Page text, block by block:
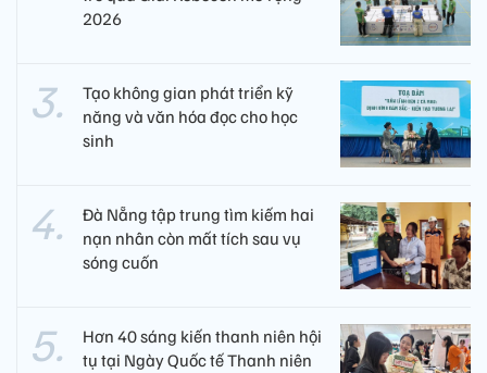
2026
Tạo không gian phát triển kỹ
năng và văn hóa đọc cho học
sinh
Đà Nẵng tập trung tìm kiếm hai
nạn nhân còn mất tích sau vụ
sóng cuốn
Hơn 40 sáng kiến thanh niên hội
tụ tại Ngày Quốc tế Thanh niên